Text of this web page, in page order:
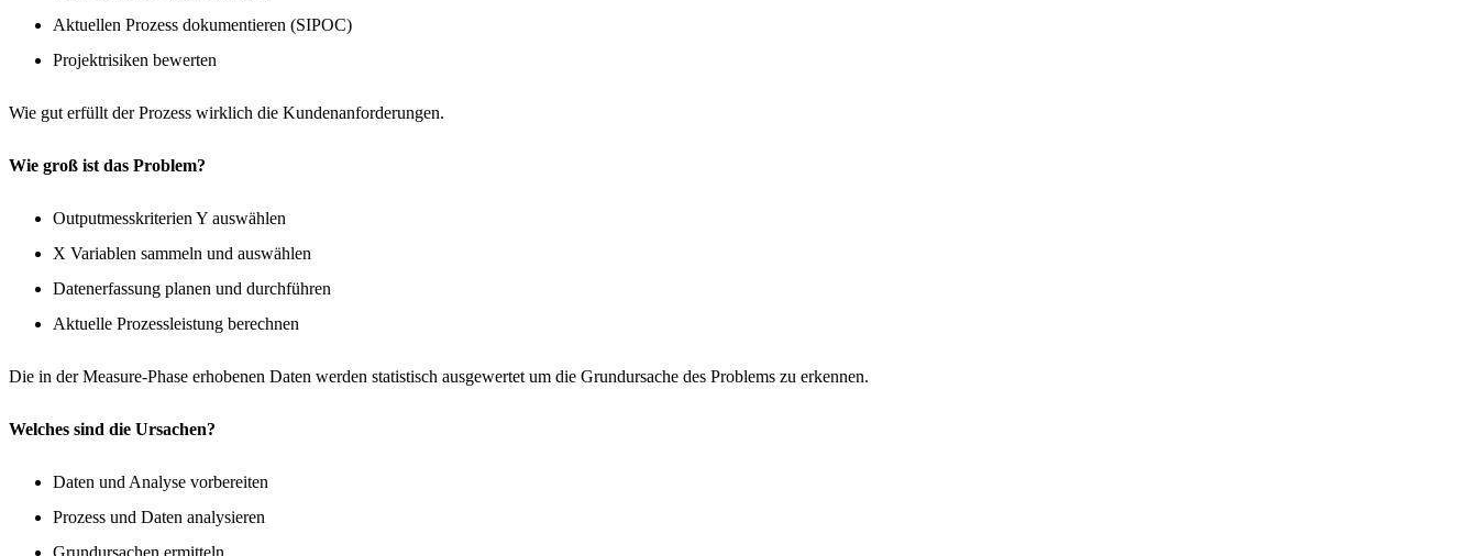
Aktuellen Prozess dokumentieren (SIPOC)
Projektrisiken bewerten
Wie gut erfüllt der Prozess wirklich die Kundenanforderungen.
Wie groß ist das Problem?
Outputmesskriterien Y auswählen
X Variablen sammeln und auswählen
Datenerfassung planen und durchführen
Aktuelle Prozessleistung berechnen
Die in der Measure-Phase erhobenen Daten werden statistisch ausgewertet um die Grundursache des Problems zu erkennen.
Welches sind die Ursachen?
Daten und Analyse vorbereiten
Prozess und Daten analysieren
Grundursachen ermitteln